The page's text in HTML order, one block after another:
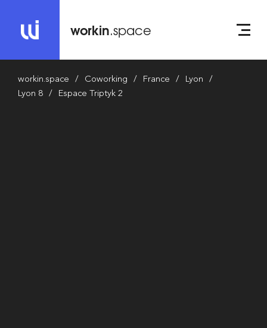
workin.space
workin.space Coworking France
Lyon
Lyon 8
Espace Triptyk 2